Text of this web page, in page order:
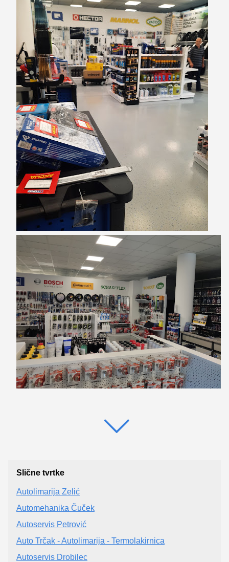
Slične tvrtke
Autolimarija Zelić
Automehanika Čuček
Autoservis Petrović
Auto Trčak - Autolimarija - Termolakirnica
Autoservis Drobilec